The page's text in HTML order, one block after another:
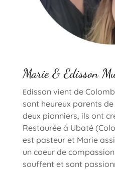
Marie & Edisson
Edisson vient de
sont heureux parents
deux pionniers, ils ont
Restaurée à Ubaté
est pasteur et Marie
un coeur de
souffent et sont